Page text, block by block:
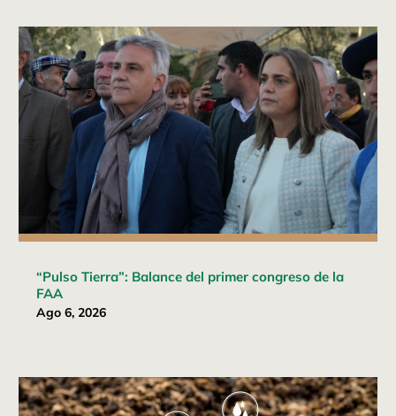
“Pulso Tierra”: Balance del primer congreso de la
FAA
Ago 6, 2026